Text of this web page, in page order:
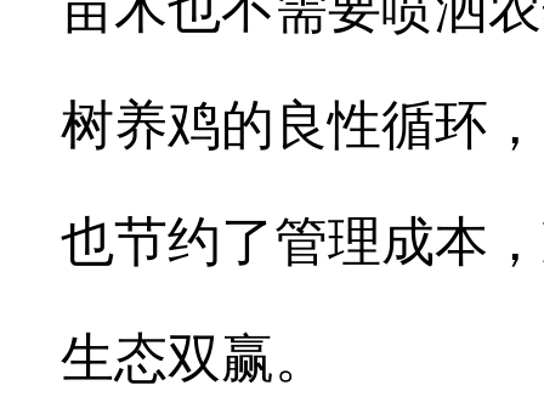
树养鸡的良性循环
也节约了管理成本
生态双赢。